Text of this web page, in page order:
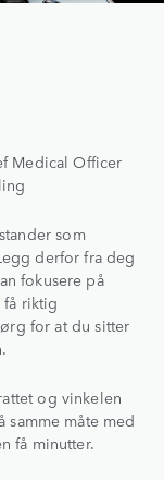
Medical Officer
som
derfor fra deg
fokusere på
riktig
for at du sitter
og vinkelen
måte med
få minutter.